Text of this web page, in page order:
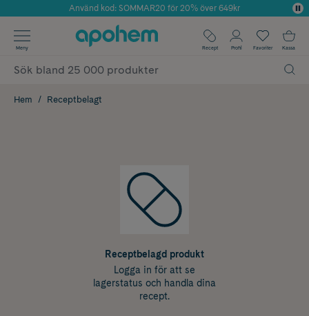
Årets Butik 2025 inom Skönhet
Använd kod: SOMMAR20 för 20% över 649kr
✓ Fri frakt
✓ Poäng på alla köp*
Meny Recept Profil Favoriter Kassa
Hem Receptbelagt
Receptbelagd produkt
Logga in för att se
lagerstatus och handla dina
recept.